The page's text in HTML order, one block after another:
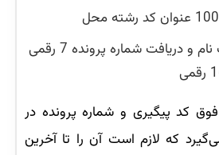
تأیید نهایی ثبت نام و دریافت شماره پرونده 7 رقمی
کد پیگیری و شماره پرونده در
که لازم است آن را تا آخرین